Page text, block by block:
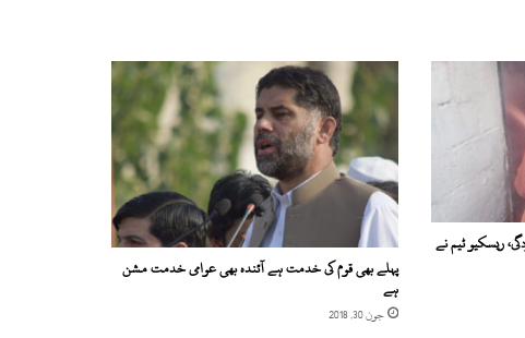
ریسکیو ٹیم نے
پہلے بھی قوم کی خدمت ہے آئندہ بھی عوامی خدمت مشن
ہے
جون 30, 2018